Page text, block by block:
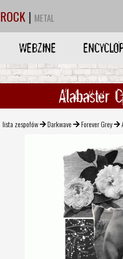
ROCK | METAL
WEBZINE
Alabaster
lista zespołów Darkwave Forever Grey